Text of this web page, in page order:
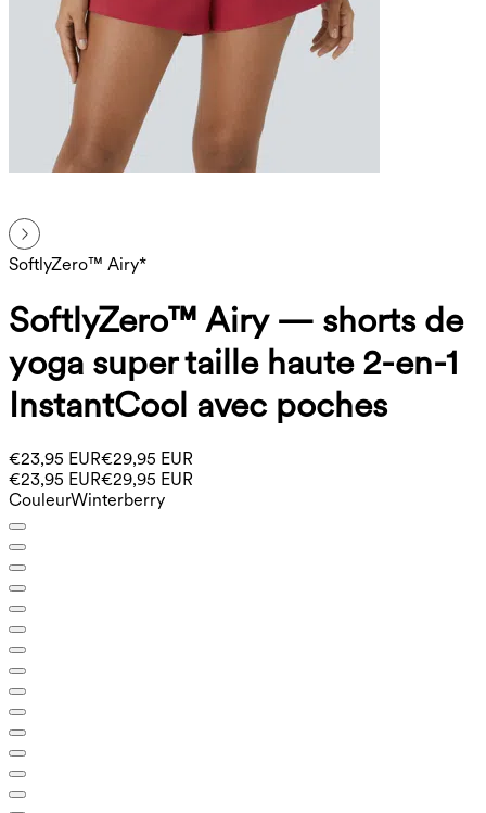
SoftlyZero™ Airy*
SoftlyZero™ Airy — shorts de
yoga super taille haute 2-en-1
InstantCool avec poches
€23,95 EUR€29,95 EUR
€23,95 EUR€29,95 EUR
CouleurWinterberry